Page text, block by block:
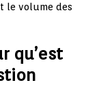
le volume des
qu’est